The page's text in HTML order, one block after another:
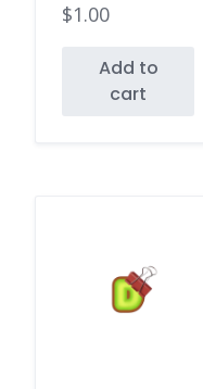
$1.00
Add to
cart